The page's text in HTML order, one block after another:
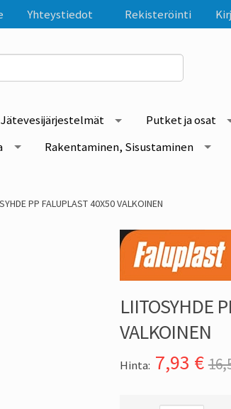
Rekisteröinti
Yhteystiedot
Jätevesijärjestelmät Putket ja osat
Rakentaminen, Sisustaminen
PP FALUPLAST 40X50 VALKOINEN
LIITOSYHDE
VALKOINEN
Hinta: 7,93 €